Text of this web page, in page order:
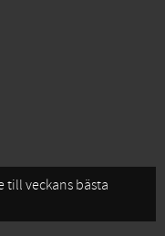
till veckans bästa